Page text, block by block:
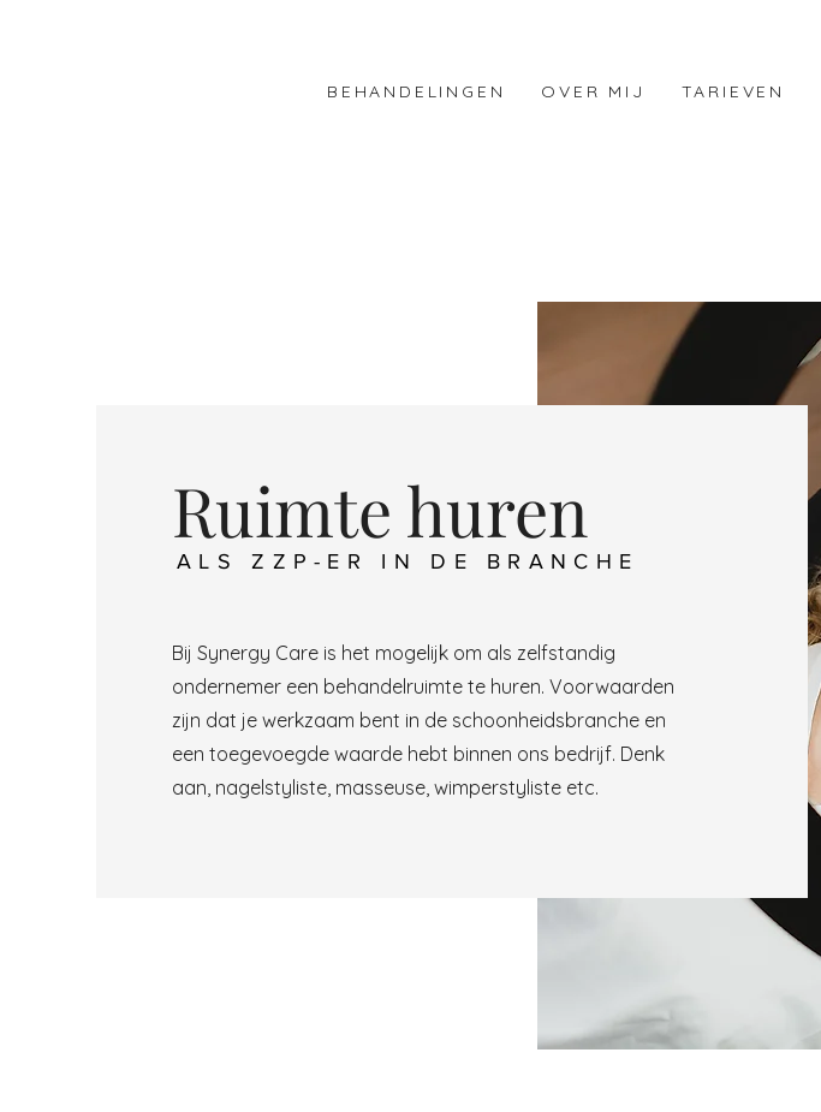
BEHANDELINGEN OVER MIJ TARIEVEN
Ruimte huren
ALS ZZP-ER IN DE BRANCHE
Bij Synergy Care is het mogelijk om als zelfstandig
ondernemer een behandelruimte te huren. Voorwaarden
zijn dat je werkzaam bent in de schoonheidsbranche en
een toegevoegde waarde hebt binnen ons bedrijf. Denk
aan, nagelstyliste, masseuse, wimperstyliste etc.